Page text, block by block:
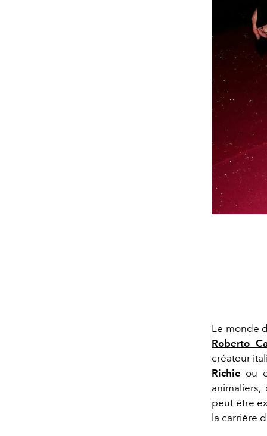
Le monde
Roberto
créateur
Richie ou
peut être
la carrière